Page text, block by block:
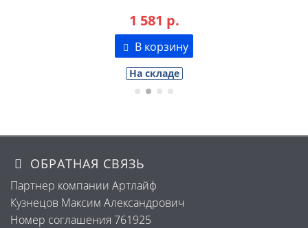
1 581 р.
В корзину
На складе
ОБРАТНАЯ СВЯЗЬ
Партнер компании Артлайф
Кузнецов Максим Александрович
Номер соглашения 761925